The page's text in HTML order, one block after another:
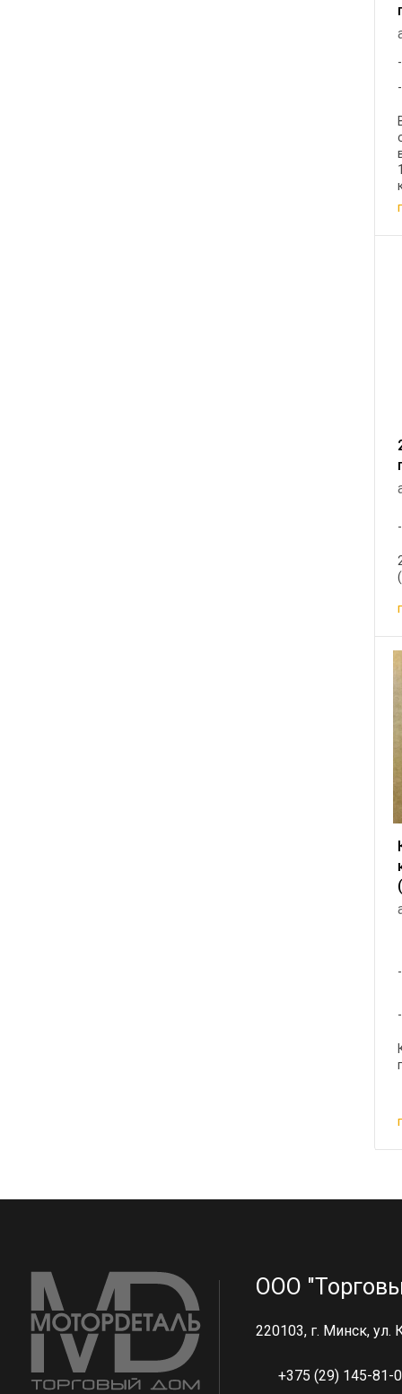
ООО
220103, г. Минск, ул.
+375 (29) 145-81-